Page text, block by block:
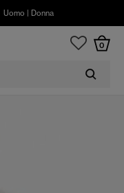
Uomo Donna
0